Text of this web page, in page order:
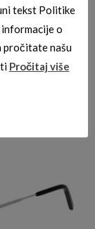
tekst Politike
o
pročitate našu
Pročitaj više